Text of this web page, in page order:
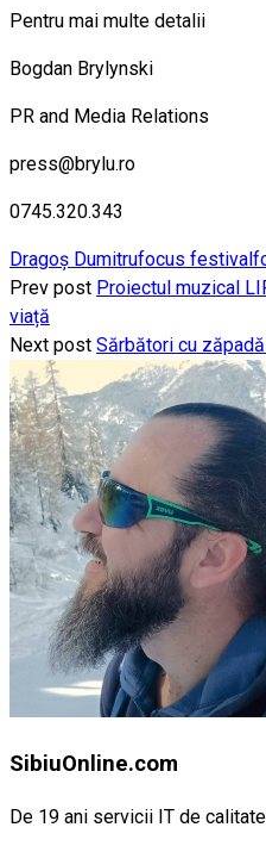
Pentru mai multe detalii
Bogdan Brylynski
PR and Media Relations
press@brylu.ro
0745.320.343
Dragoș Dumitrufocus festival
Prev post Proiectul muzical
viață
Next post Sărbători cu
SibiuOnline.com
De 19 ani servicii IT de